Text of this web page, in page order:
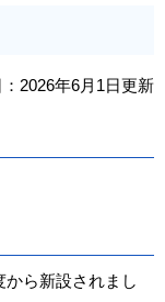
2026年6月1日更新
ら新設されまし